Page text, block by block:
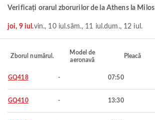
Verificați orarul zborurilor de la Athens la Milos
joi, 9 iul.vin., 10 iul.sâm., 11 iul.dum., 12 iul.
Zborul numărul.
Model de
aeronavă
Pleacă
GQ418 - 07:50
GQ410 - 13:30